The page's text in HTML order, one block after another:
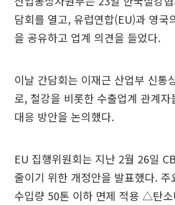
담회를 열고, 유럽연합(EU)과 영국
을 공유하고 업계 의견을 들었다.
이날 간담회는 이재근 산업부 신통
로, 철강을 비롯한 수출업계 관계자
대응 방안을 논의했다.
EU 집행위원회는 지난 2월 26일
줄이기 위한 개정안을 발표했다.
수입량 50톤 이하 면제 적용 △탄